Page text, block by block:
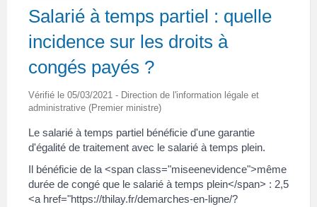
Salarié à temps partiel : quelle
incidence sur les droits à
congés payés ?
Vérifié le 05/03/2021 - Direction de l'information légale et
administrative (Premier ministre)
Le salarié à temps partiel bénéficie d'une garantie
d'égalité de traitement avec le salarié à temps plein.
Il bénéficie de la <span class="miseenevidence">même
durée de congé que le salarié à temps plein</span> : 2,5
<a href="https://thilay.fr/demarches-en-ligne/?